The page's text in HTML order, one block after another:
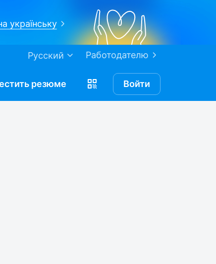
українську
Работодателю
Русский
резюме Войти